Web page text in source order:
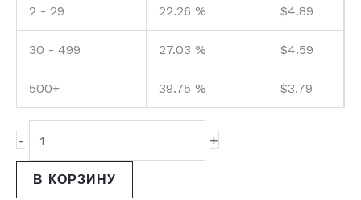
2 - 29 22.26 % $4.89
30 - 499 27.03 % $4.59
500+ 39.75 % $3.79
- +
В КОРЗИНУ